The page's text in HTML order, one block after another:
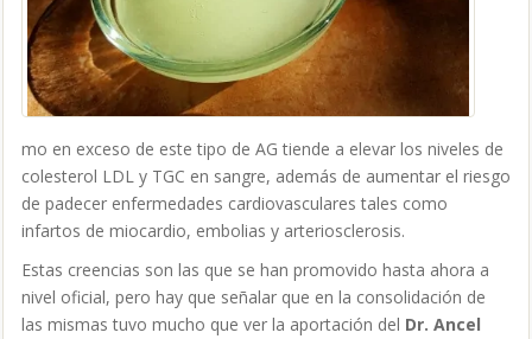
mo en exceso de este tipo de AG tiende a elevar los niveles de
colesterol LDL y TGC en sangre, además de aumentar el riesgo
de padecer enfermedades cardiovasculares tales como
infartos de miocardio, embolias y arteriosclerosis.
Estas creencias son las que se han promovido hasta ahora a
nivel oficial, pero hay que señalar que en la consolidación de
las mismas tuvo mucho que ver la aportación del Dr. Ancel